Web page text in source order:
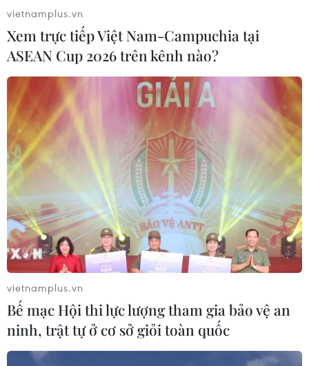
vietnamplus.vn
Xem trực tiếp Việt Nam-Campuchia tại
ASEAN Cup 2026 trên kênh nào?
vietnamplus.vn
Bế mạc Hội thi lực lượng tham gia bảo vệ an
ninh, trật tự ở cơ sở giỏi toàn quốc